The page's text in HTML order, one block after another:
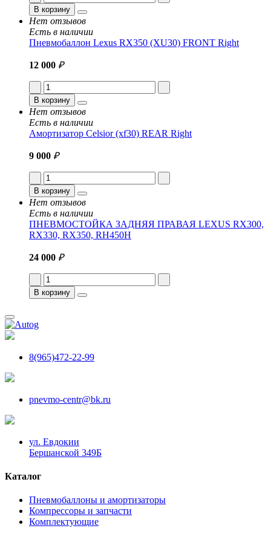
В корзину
Нет отзывов
Есть в наличии
Пневмобаллон Lexus RX350 (XU30) FRONT Right
12 000 ₽
В корзину
Нет отзывов
Есть в наличии
Амортизатор Celsior (xf30) REAR Right
9 000 ₽
В корзину
Нет отзывов
Есть в наличии
ПНЕВМОСТОЙКА ЗАДНЯЯ ПРАВАЯ LEXUS RX300,
RX330, RX350, RH450H
24 000 ₽
В корзину
8(965)472-22-99
pnevmo-centr@bk.ru
ул. Евдокии
Бершанской 349Б
Каталог
Пневмобаллоны и амортизаторы
Компрессоры и запчасти
Комплектующие